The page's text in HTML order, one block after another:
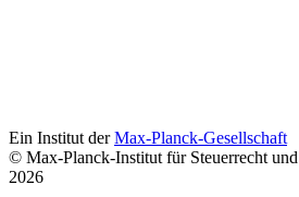
Ein Institut derMax-Planck-Gesellschaft
© Max-Planck-Institut für Steuerrecht
2026